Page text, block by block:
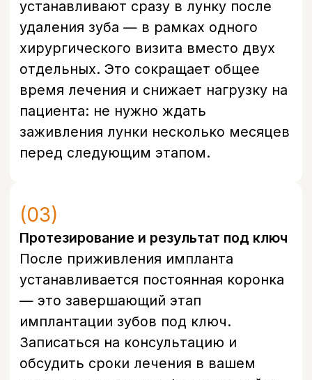
Отзывы
Контакты
Вакансии
Услуги
Врачи
О клинике
Политика обработки персональных
данных
Меню
Документы
Санкт-Петербург, проспект
info@bohoclinic.ru
+7 812 678-99-76